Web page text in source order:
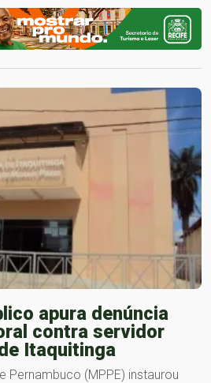
apura denúncia
contra servidor
Itaquitinga
Pernambuco (MPPE) instaurou